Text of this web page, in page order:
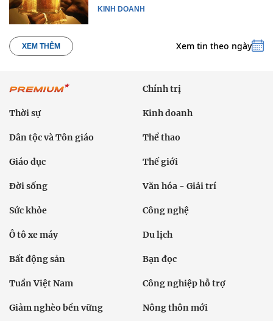
KINH DOANH
XEM THÊM Xem tin theo ngày
Chính trị
Thời sự Kinh doanh
Dân tộc và Tôn giáo Thể thao
Giáo dục Thế giới
Đời sống Văn hóa - Giải trí
Sức khỏe Công nghệ
Ô tô xe máy Du lịch
Bất động sản Bạn đọc
Tuần Việt Nam Công nghiệp hỗ trợ
Giảm nghèo bền vững Nông thôn mới